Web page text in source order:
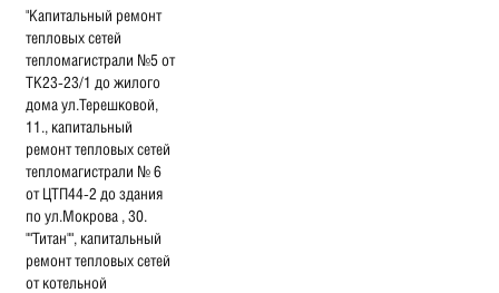
"Капитальный ремонт
тепловых сетей
тепломагистрали №5 от
ТК23-23/1 до жилого
дома ул.Терешковой,
11., капитальный
ремонт тепловых сетей
тепломагистрали № 6
от ЦТП44-2 до здания
по ул.Мокрова , 30.
""Титан"", капитальный
ремонт тепловых сетей
от котельной